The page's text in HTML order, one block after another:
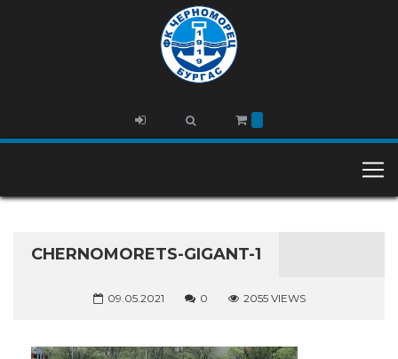
CHERNOMORETS-GIGANT-1
09.05.2021 0 2055 VIEWS